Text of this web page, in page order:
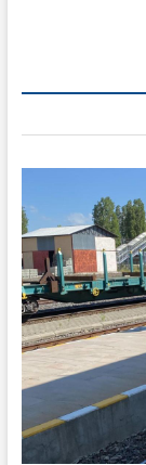
v
t
i
o
n
т
ь
я
: